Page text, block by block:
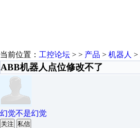
当前位置： 工控论坛 > > 产品 > 机器人 >
ABB机器人点位修改不了
幻觉不是幻觉
关注 私信